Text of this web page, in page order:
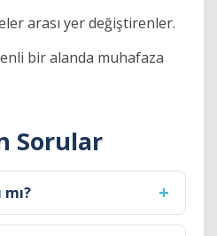
arası yer değiştirenler.
bir alanda muhafaza
Sorular